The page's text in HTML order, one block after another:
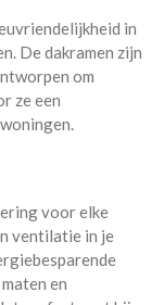
in
De dakramen zijn
om
ze een
voor elke
ventilatie in je
en